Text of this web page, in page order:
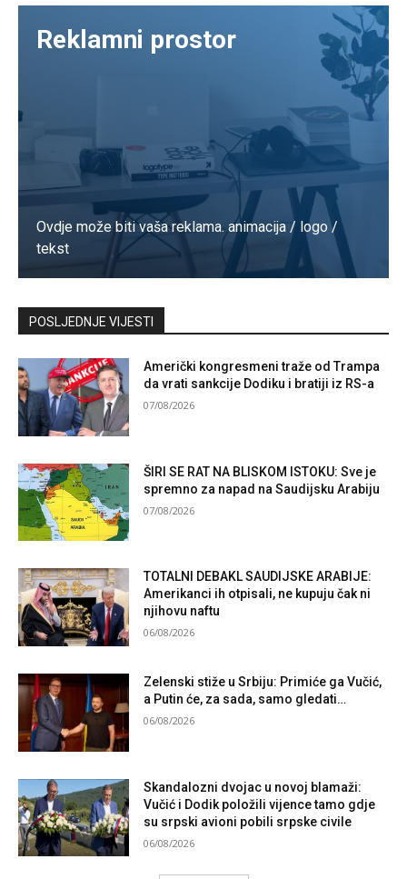
Reklamni prostor
Ovdje može biti vaša reklama. animacija / logo /
tekst
Kontaktirajte nas
POSLJEDNJE VIJESTI
Američki kongresmeni traže od Trampa
da vrati sankcije Dodiku i bratiji iz RS-a
07/08/2026
ŠIRI SE RAT NA BLISKOM ISTOKU: Sve je
spremno za napad na Saudijsku Arabiju
07/08/2026
TOTALNI DEBAKL SAUDIJSKE ARABIJE:
Amerikanci ih otpisali, ne kupuju čak ni
njihovu naftu
06/08/2026
Zelenski stiže u Srbiju: Primiće ga Vučić,
a Putin će, za sada, samo gledati…
06/08/2026
Skandalozni dvojac u novoj blamaži:
Vučić i Dodik položili vijence tamo gdje
su srpski avioni pobili srpske civile
06/08/2026